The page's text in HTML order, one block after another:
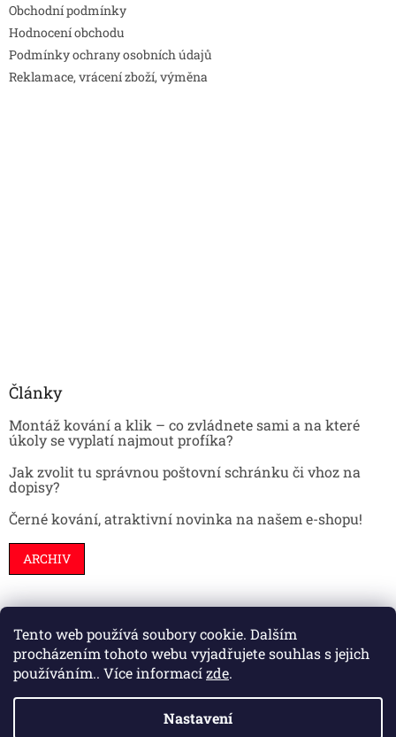
Tento web používá soubory cookie. Dalším
procházením tohoto webu vyjadřujete souhlas s jejich
používáním.. Více informacízde.
Nastavení
Obchodní podmínky
Hodnocení obchodu
Podmínky ochrany osobních údajů
Reklamace, vrácení zboží, výměna
Články
Montáž kování a klik – co zvládnete sami a na které
úkoly se vyplatí najmout profíka?
Jak zvolit tu správnou poštovní schránku či vhoz na
dopisy?
Černé kování, atraktivní novinka na našem e-shopu!
ARCHIV
Stavební pouzdra Interiéry Dveře
Vytvořil Shoptet